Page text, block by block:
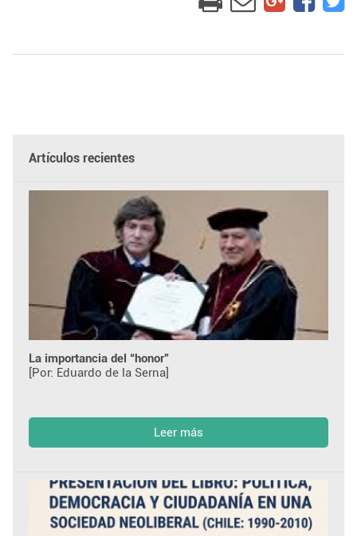
Artículos recientes
La importancia del “honor”
[Por: Eduardo de la Serna]
Leer más